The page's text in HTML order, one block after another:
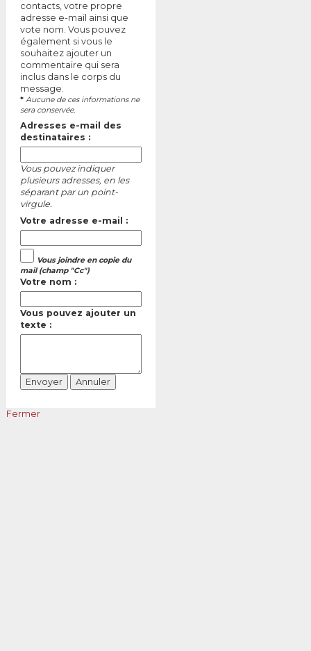
contacts, votre propre
adresse e-mail ainsi que
vote nom. Vous pouvez
également si vous le
souhaitez ajouter un
commentaire qui sera
inclus dans le corps du
message.
* Aucune de ces informations ne
sera conservée.
Adresses e-mail des
destinataires :
Vous pouvez indiquer
plusieurs adresses, en les
séparant par un point-
virgule.
Votre adresse e-mail :
Vous joindre en copie du
mail (champ "Cc")
Votre nom :
Vous pouvez ajouter un
texte :
Fermer